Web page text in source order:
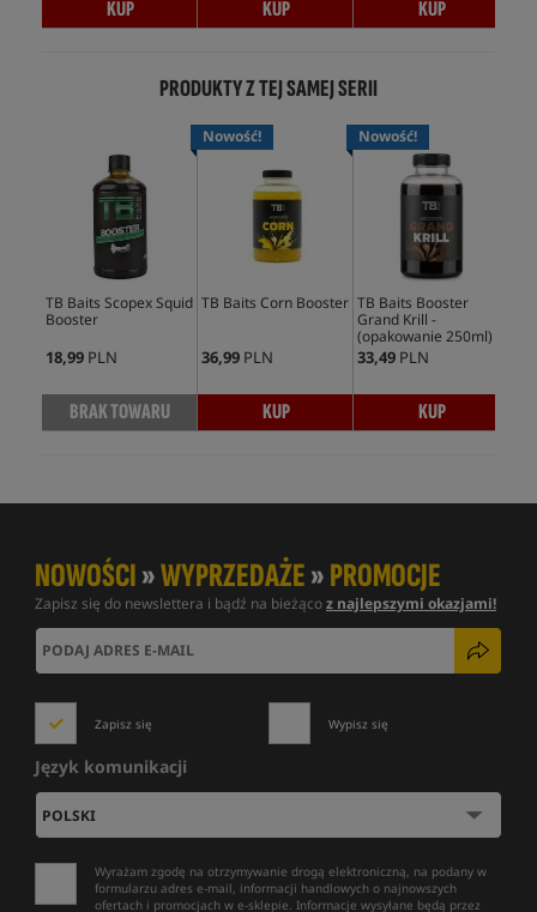
KUP KUP KUP
PRODUKTY Z TEJ SAMEJ SERII
TB Baits Scopex Squid
Booster
18,99 PLN
BRAK TOWARU
Nowość!
TB Baits Corn Booster
36,99 PLN
KUP
Nowość!
TB Baits Booster
Grand Krill -
(opakowanie 250ml)
33,49 PLN
KUP
NOWOŚCI»WYPRZEDAŻE»PROMOCJE
Zapisz się do newslettera i bądź na bieżącoz najlepszymi okazjami!
Zapisz się Wypisz się
Język komunikacji
Wyrażam zgodę na otrzymywanie drogą elektroniczną, na podany w
formularzu adres e-mail, informacji handlowych o najnowszych
ofertach i promocjach w e-sklepie. Informacje wysyłane będą przez